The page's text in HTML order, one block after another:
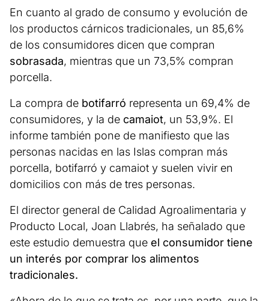
En cuanto al grado de consumo y evolución de
los productos cárnicos tradicionales, un 85,6%
de los consumidores dicen que compran
sobrasada, mientras que un 73,5% compran
porcella.
La compra de botifarró representa un 69,4% de
consumidores, y la de camaiot, un 53,9%. El
informe también pone de manifiesto que las
personas nacidas en las Islas compran más
porcella, botifarró y camaiot y suelen vivir en
domicilios con más de tres personas.
El director general de Calidad Agroalimentaria y
Producto Local, Joan Llabrés, ha señalado que
este estudio demuestra que el consumidor tiene
un interés por comprar los alimentos
tradicionales.